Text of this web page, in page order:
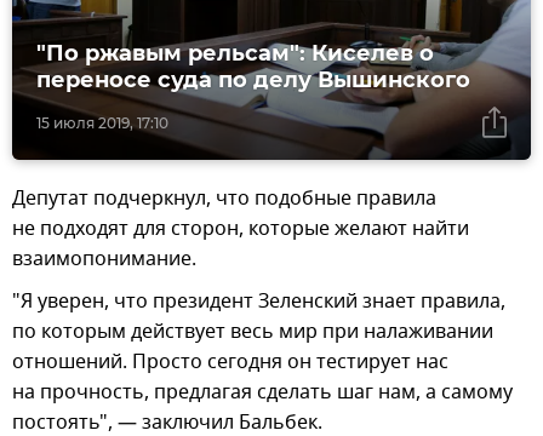
15 июля 2019, 17:10
"По ржавым рельсам": Киселев о
переносе суда по делу Вышинского
Депутат подчеркнул, что подобные правила
не подходят для сторон, которые желают найти
взаимопонимание.
"Я уверен, что президент Зеленский знает правила,
по которым действует весь мир при налаживании
отношений. Просто сегодня он тестирует нас
на прочность, предлагая сделать шаг нам, а самому
постоять", — заключил Бальбек.